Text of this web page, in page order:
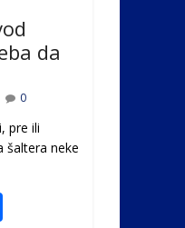
da
0
pre ili
šaltera neke